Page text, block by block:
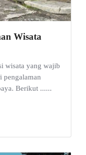
Wisata
wisata yang wajib
pengalaman
Berikut ......